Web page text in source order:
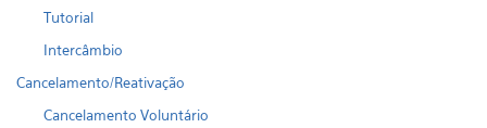
Tutorial
Intercâmbio
Cancelamento/Reativação
Cancelamento Voluntário